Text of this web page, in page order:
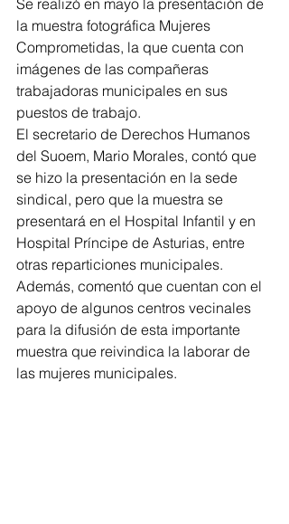
Se realizó en mayo la presentación de
la muestra fotográfica Mujeres
Comprometidas, la que cuenta con
imágenes de las compañeras
trabajadoras municipales en sus
puestos de trabajo.
El secretario de Derechos Humanos
del Suoem, Mario Morales, contó que
se hizo la presentación en la sede
sindical, pero que la muestra se
presentará en el Hospital Infantil y en
Hospital Príncipe de Asturias, entre
otras reparticiones municipales.
Además, comentó que cuentan con el
apoyo de algunos centros vecinales
para la difusión de esta importante
muestra que reivindica la laborar de
las mujeres municipales.